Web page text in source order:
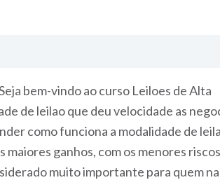
bem-vindo ao curso Leiloes de Alta
de leilao que deu velocidade as
como funciona a modalidade de
ganhos, com os menores
muito importante para quem